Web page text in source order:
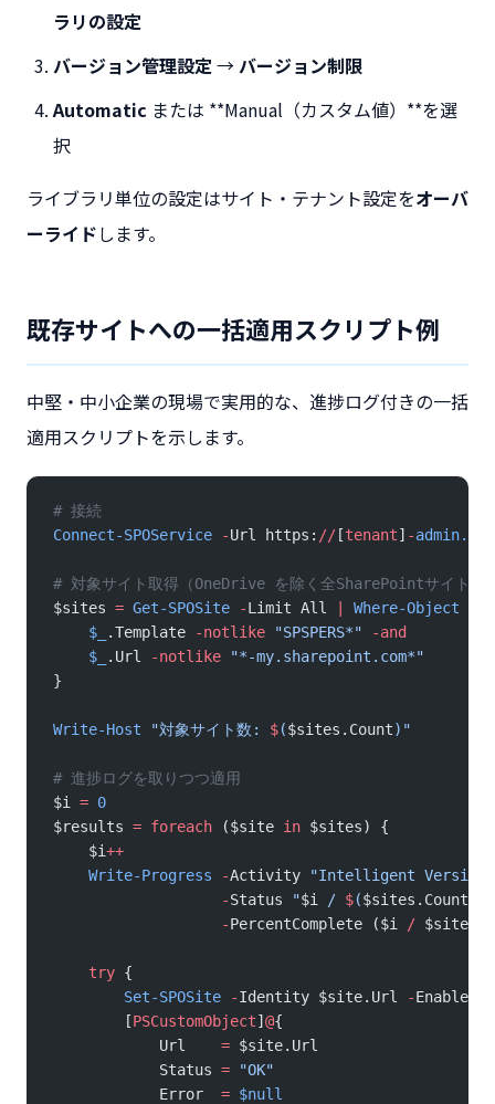
ラリの設定
バージョン管理設定→バージョン制限
Automatic または **Manual（カスタム値）**を選
択
ライブラリ単位の設定はサイト・テナント設定をオーバ
ーライドします。
既存サイトへの一括適用スクリプト例
中堅・中小企業の現場で実用的な、進捗ログ付きの一括
適用スクリプトを示します。
# 接続
Connect-SPOService -Url https: // [tenant] -
# 対象サイト取得（OneDrive を除く全SharePointサイト）
$sites = Get-SPOSite -Limit All Where-Object
    $_
.Template -notlike "SPSPERS*" -and
    $_
.Url -notlike "*-my.sharepoint.com*"
}
Write-Host "対象サイト数: $($sites.Count) "
# 進捗ログを取りつつ適用
$i = 0
$results = foreach ($site in $sites) {
    $i
++
    Write-Progress
-Activity
"Intelligent
                   -
Status "$i / $($sites.Count
                   -
PercentComplete ($i /
    try
{
        Set-SPOSite
-Identity $site.Url -
        [
PSCustomObject] @{
            Url
= $site.Url
            Status
= "OK"
            Error
= $null